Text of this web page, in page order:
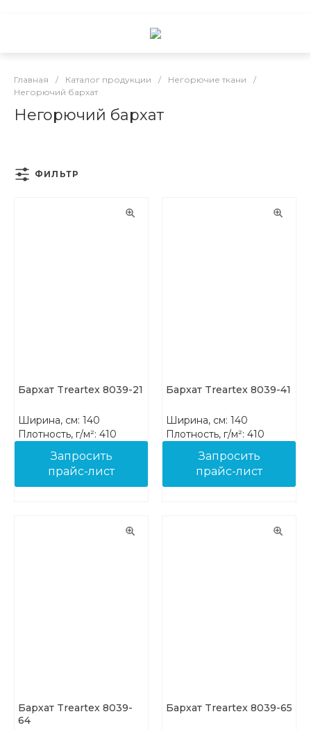
Главная / Каталог продукции / Негорючие ткани
/
Негорючий бархат
Негорючий бархат
ФИЛЬТР
Бархат Treartex 8039-21
Ширина, см: 140
Плотность, г/м²: 410
Запросить
прайс-лист
Бархат Treartex 8039-41
Ширина, см: 140
Плотность, г/м²: 410
Запросить
прайс-лист
Бархат Treartex 8039-
64
Бархат Treartex 8039-65